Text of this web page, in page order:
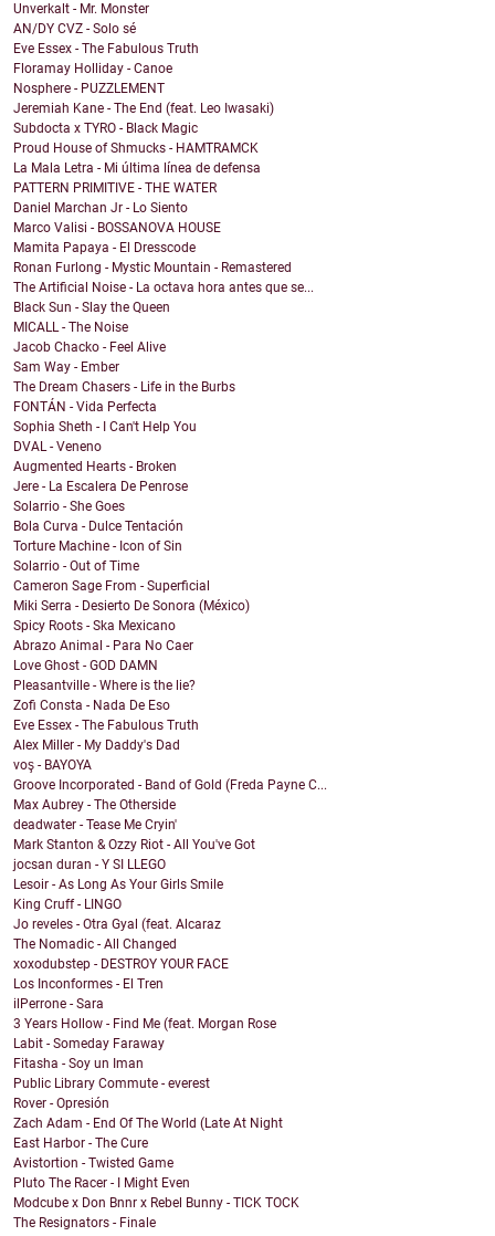
Unverkalt - Mr. Monster
AN/DY CVZ - Solo sé
Eve Essex - The Fabulous Truth
Floramay Holliday - Canoe
Nosphere - PUZZLEMENT
Jeremiah Kane - The End (feat. Leo Iwasaki)
Subdocta x TYRO - Black Magic
Proud House of Shmucks - HAMTRAMCK
La Mala Letra - Mi última línea de defensa
PATTERN PRIMITIVE - THE WATER
Daniel Marchan Jr - Lo Siento
Marco Valisi - BOSSANOVA HOUSE
Mamita Papaya - El Dresscode
Ronan Furlong - Mystic Mountain - Remastered
The Artificial Noise - La octava hora antes que se...
Black Sun - Slay the Queen
MICALL - The Noise
Jacob Chacko - Feel Alive
Sam Way - Ember
The Dream Chasers - Life in the Burbs
FONTÁN - Vida Perfecta
Sophia Sheth - I Can't Help You
DVAL - Veneno
Augmented Hearts - Broken
Jere - La Escalera De Penrose
Solarrio - She Goes
Bola Curva - Dulce Tentación
Torture Machine - Icon of Sin
Solarrio - Out of Time
Cameron Sage From - Superficial
Miki Serra - Desierto De Sonora (México)
Spicy Roots - Ska Mexicano
Abrazo Animal - Para No Caer
Love Ghost - GOD DAMN
Pleasantville - Where is the lie?
Zofi Consta - Nada De Eso
Eve Essex - The Fabulous Truth
Alex Miller - My Daddy's Dad
voş - BAYOYA
Groove Incorporated - Band of Gold (Freda Payne C...
Max Aubrey - The Otherside
deadwater - Tease Me Cryin'
Mark Stanton & Ozzy Riot - All You've Got
jocsan duran - Y SI LLEGO
Lesoir - As Long As Your Girls Smile
King Cruff - LINGO
Jo reveles - Otra Gyal (feat. Alcaraz
The Nomadic - All Changed
xoxodubstep - DESTROY YOUR FACE
Los Inconformes - El Tren
ilPerrone - Sara
3 Years Hollow - Find Me (feat. Morgan Rose
Labit - Someday Faraway
Fitasha - Soy un Iman
Public Library Commute - everest
Rover - Opresión
Zach Adam - End Of The World (Late At Night
East Harbor - The Cure
Avistortion - Twisted Game
Pluto The Racer - I Might Even
Modcube x Don Bnnr x Rebel Bunny - TICK TOCK
The Resignators - Finale